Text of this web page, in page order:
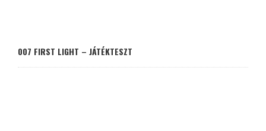
007 FIRST LIGHT – JÁTÉKTESZT